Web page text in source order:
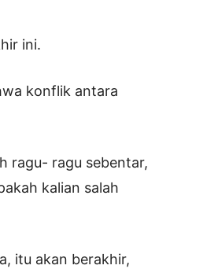
ini.
konflik antara
ragu- ragu sebentar,
kalian salah
itu akan berakhir,